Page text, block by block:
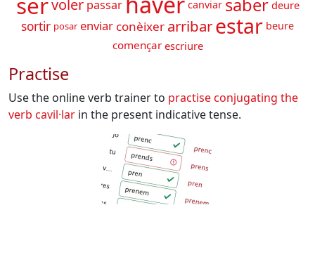
voler passar canviar saber deure
sortir posar enviar conèixer arribarestar beure
començar escriure
Practise
Use the online verb trainer to practise conjugating the
verb cavil·lar in the present indicative tense.